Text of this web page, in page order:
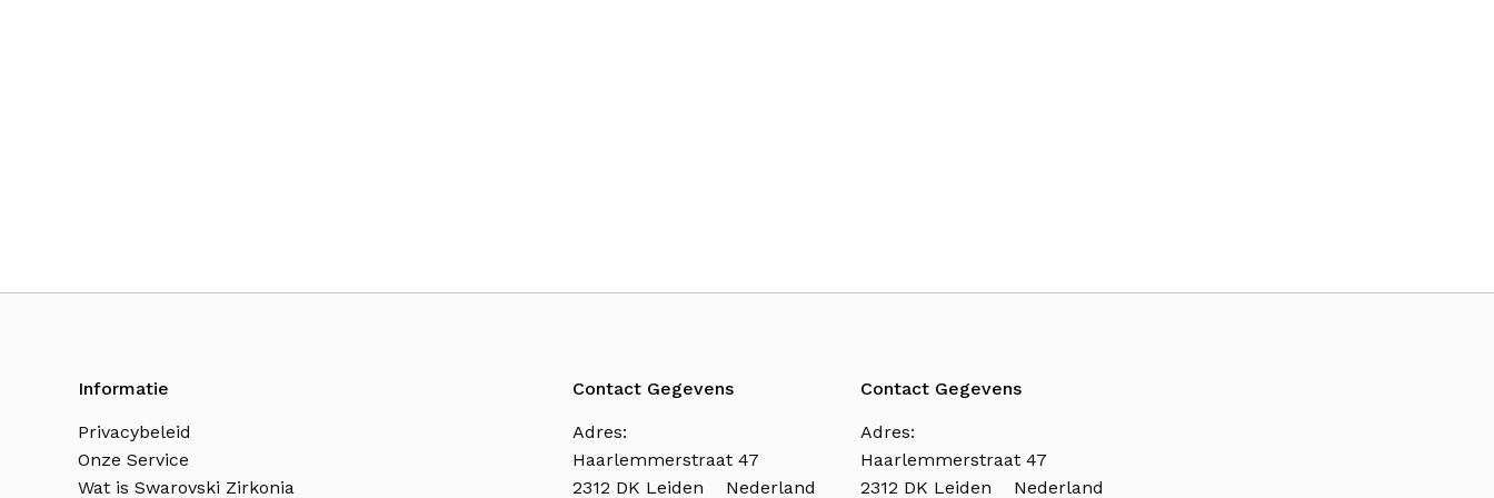
Informatie
Privacybeleid
Onze Service
Wat is Swarovski Zirkonia
Contact Gegevens
Adres:
Haarlemmerstraat 47
2312 DK Leiden Nederland
Contact Gegevens
Adres:
Haarlemmerstraat 47
2312 DK Leiden Nederland